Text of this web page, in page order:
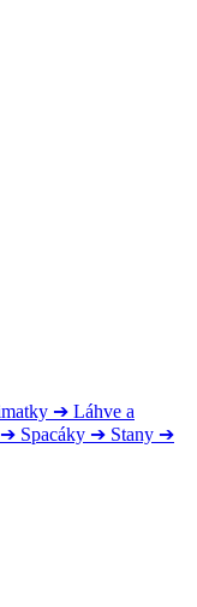
➔ Láhve a
➔ Spacáky ➔ Stany ➔